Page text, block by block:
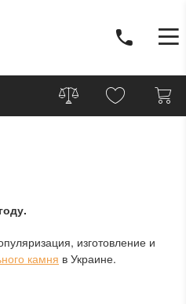
изготовление и
камня в Украине.